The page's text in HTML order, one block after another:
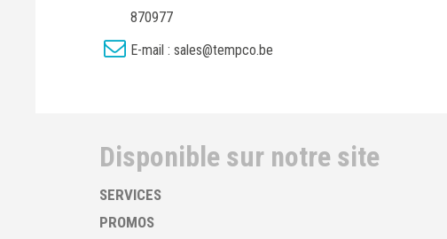
870977
E-mail : sales@tempco.be
Disponible sur notre site
SERVICES
PROMOS